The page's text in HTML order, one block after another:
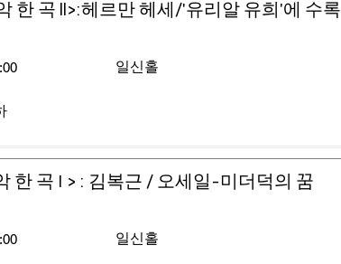
한 곡 ll>:헤르만 헤세/'유리알 유희'에 수록
일신홀
한 곡 I > : 김복근 / 오세일-미더덕의 꿈
일신홀